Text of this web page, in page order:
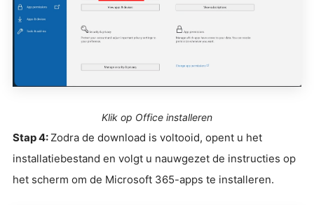
Klik op Office installeren
Stap 4: Zodra de download is voltooid, opent u het
installatiebestand en volgt u nauwgezet de instructies op
het scherm om de Microsoft 365-apps te installeren.